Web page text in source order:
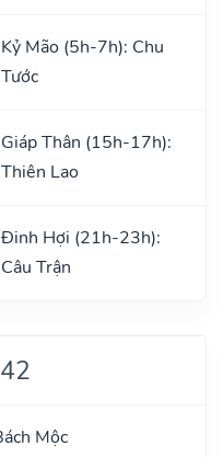
Kỷ Mão (5h-7h): Chu
Tước
Giáp Thân (15h-17h):
Thiên Lao
Đinh Hợi (21h-23h):
Câu Trận
Mộc